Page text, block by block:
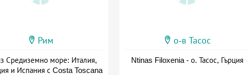
Рим
Средиземно море: Италия,
и Испания с Costa Toscana
о-в Тасос
Ntinas Filoxenia - о. Тасос, Гърция